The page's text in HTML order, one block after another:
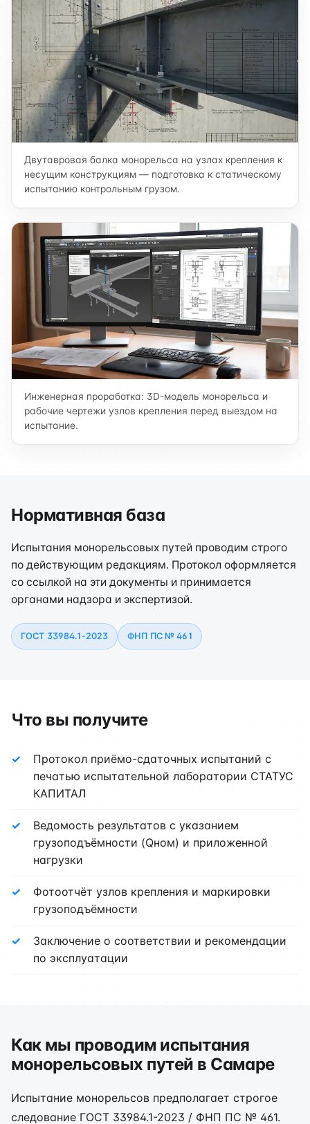
Двутавровая балка монорельса на узлах крепления к
несущим конструкциям — подготовка к статическому
испытанию контрольным грузом.
Инженерная проработка: 3D-модель монорельса и
рабочие чертежи узлов крепления перед выездом на
испытание.
Нормативная база
Испытания монорельсовых путей проводим строго
по действующим редакциям. Протокол оформляется
со ссылкой на эти документы и принимается
органами надзора и экспертизой.
ГОСТ 33984.1-2023 ФНП ПС № 461
Что вы получите
Протокол приёмо-сдаточных испытаний с
печатью испытательной лаборатории СТАТУС
КАПИТАЛ
Ведомость результатов с указанием
грузоподъёмности (Qном) и приложенной
нагрузки
Фотоотчёт узлов крепления и маркировки
грузоподъёмности
Заключение о соответствии и рекомендации
по эксплуатации
Как мы проводим испытания
монорельсовых путей в Самаре
Испытание монорельсов предполагает строгое
следование ГОСТ 33984.1-2023 / ФНП ПС № 461.